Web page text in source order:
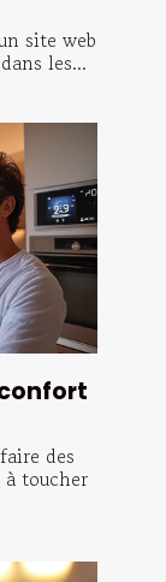
site web
les...
des
toucher